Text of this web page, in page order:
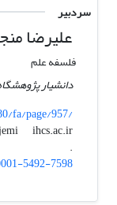
سردبیر
علیرضا
فلسفه علم
دانشیار
fa/page/957/
monajemi
ihcs.ac.ir
.
5492-7598